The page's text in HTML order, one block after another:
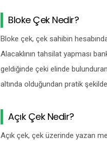
Bloke Çek Nedir?
Bloke çek, çek sahibin
Alacaklının tahsilat yapması
geldiğinde çeki elinde
altında olduğundan pratik
Açık Çek Nedir?
Açık çek, çek üzerinde yazan